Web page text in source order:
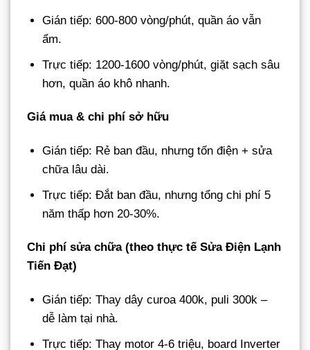
Gián tiếp: 600-800 vòng/phút, quần áo vẫn
ẩm.
Trực tiếp: 1200-1600 vòng/phút, giặt sạch sâu
hơn, quần áo khô nhanh.
Giá mua & chi phí sở hữu
Gián tiếp: Rẻ ban đầu, nhưng tốn điện + sửa
chữa lâu dài.
Trực tiếp: Đắt ban đầu, nhưng tổng chi phí 5
năm thấp hơn 20-30%.
Chi phí sửa chữa (theo thực tế Sửa Điện Lạnh
Tiến Đạt)
Gián tiếp: Thay dây curoa 400k, puli 300k –
dễ làm tại nhà.
Trực tiếp: Thay motor 4-6 triệu, board Inverter